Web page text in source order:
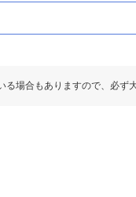
場合もありますので、必ず